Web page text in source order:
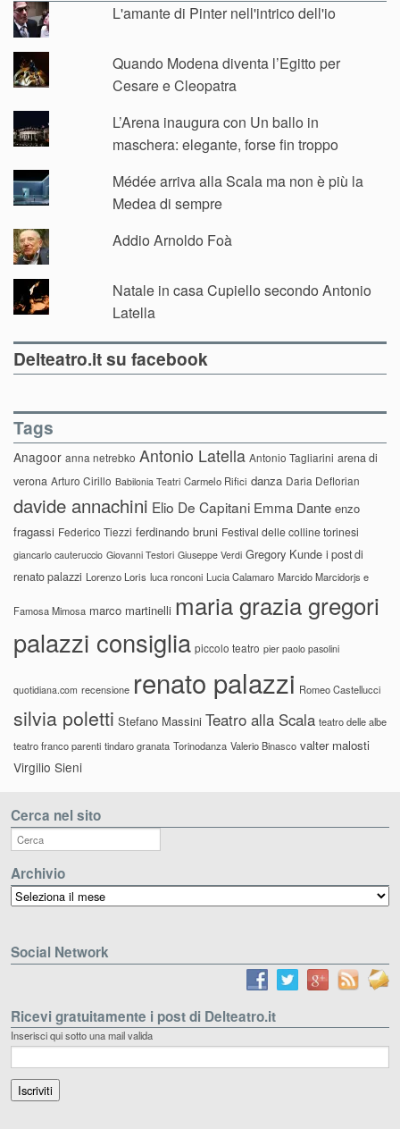
L'amante di Pinter nell'intrico dell'io
Quando Modena diventa l’Egitto per
Cesare e Cleopatra
L’Arena inaugura con Un ballo in
maschera: elegante, forse fin troppo
Médée arriva alla Scala ma non è più la
Medea di sempre
Addio Arnoldo Foà
Natale in casa Cupiello secondo Antonio
Latella
Delteatro.it su facebook
Tags
Anagoor anna netrebko Antonio Latella Antonio Tagliarini arena di
verona Arturo Cirillo Babilonia Teatri Carmelo Rifici danza Daria Deflorian
davide annachini Elio De Capitani Emma Dante enzo
fragassi Federico Tiezzi ferdinando bruni Festival delle colline torinesi
giancarlo cauteruccio Giovanni Testori Giuseppe Verdi Gregory Kunde i post di
renato palazzi Lorenzo Loris luca ronconi Lucia Calamaro Marcido Marcidorjs e
Famosa Mimosa marco martinelli maria grazia gregori
palazzi consiglia piccolo teatro pier paolo pasolini
quotidiana.com recensione renato palazzi Romeo Castellucci
silvia poletti Stefano Massini Teatro alla Scala teatro delle albe
teatro franco parenti tindaro granata Torinodanza Valerio Binasco valter malosti
Virgilio Sieni
Cerca nel sito
Archivio
Archivio
Social Network
Ricevi gratuitamente i post di Delteatro.it
Inserisci qui sotto una mail valida